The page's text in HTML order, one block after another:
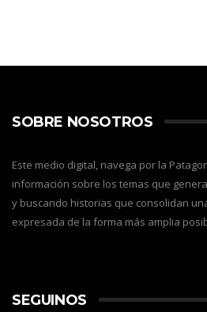
SOBRE NOSOTROS
Este medio digital, navega por la
información sobre los temas que
y buscando historias que consolidan
expresada de la forma más amplia
SEGUINOS